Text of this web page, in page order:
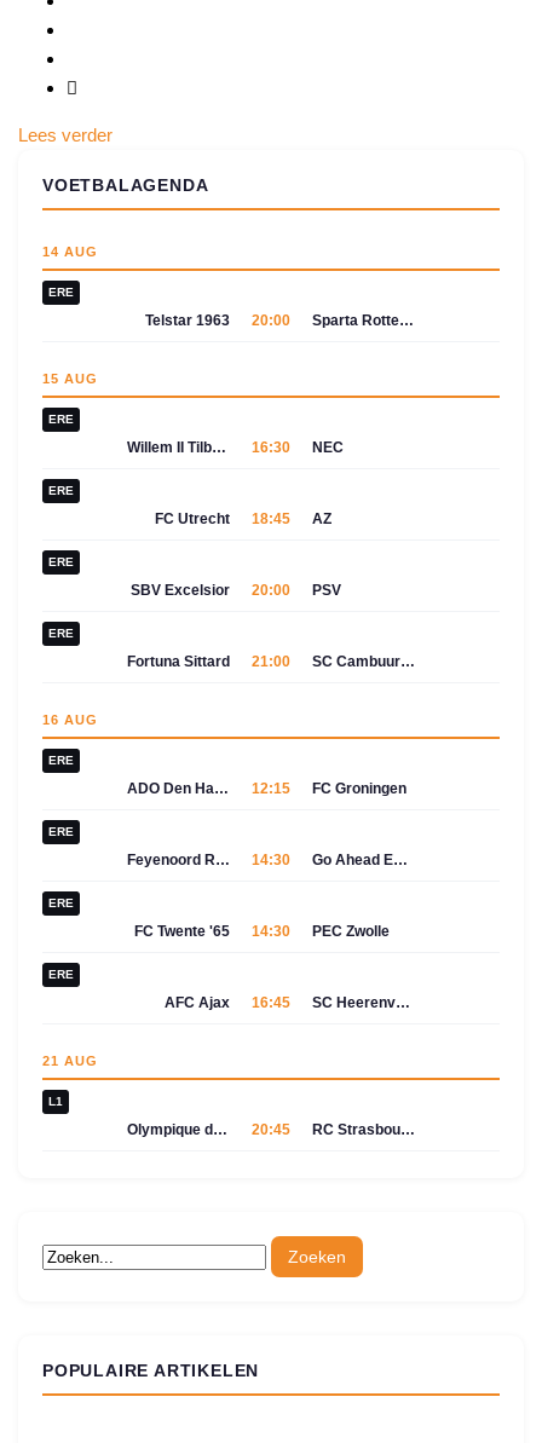
Lees verder
VOETBALAGENDA
14 AUG
ERE
Telstar 1963 20:00 Sparta Rotterdam
15 AUG
ERE
Willem II Tilburg 16:30 NEC
ERE
FC Utrecht 18:45 AZ
ERE
SBV Excelsior 20:00 PSV
ERE
Fortuna Sittard 21:00 SC Cambuur-Leeuwarden
16 AUG
ERE
ADO Den Haag 12:15 FC Groningen
ERE
Feyenoord Rotterdam 14:30 Go Ahead Eagles
ERE
FC Twente '65 14:30 PEC Zwolle
ERE
AFC Ajax 16:45 SC Heerenveen
21 AUG
L1
Olympique de Marseille 20:45 RC Strasbourg Alsace
POPULAIRE ARTIKELEN